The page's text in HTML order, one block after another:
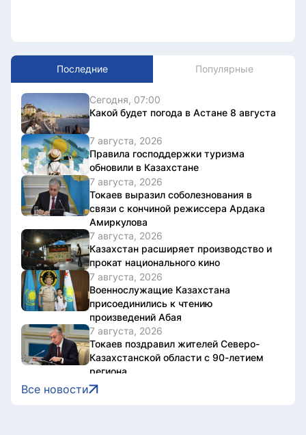
Последние Популярные
Сегодня, 07:00
Какой будет погода в Астане 8 августа
7 августа, 2026
Правила господдержки туризма
обновили в Казахстане
7 августа, 2026
Токаев выразил соболезнования в
связи с кончиной режиссера Ардака
Амиркулова
7 августа, 2026
Казахстан расширяет производство и
прокат национального кино
7 августа, 2026
Военнослужащие Казахстана
присоединились к чтению
произведений Абая
7 августа, 2026
Токаев поздравил жителей Северо-
Казахстанской области с 90-летием
региона
7 августа, 2026
Документы об ученых званиях будут
Все новости